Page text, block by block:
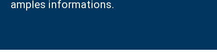
amples informations.